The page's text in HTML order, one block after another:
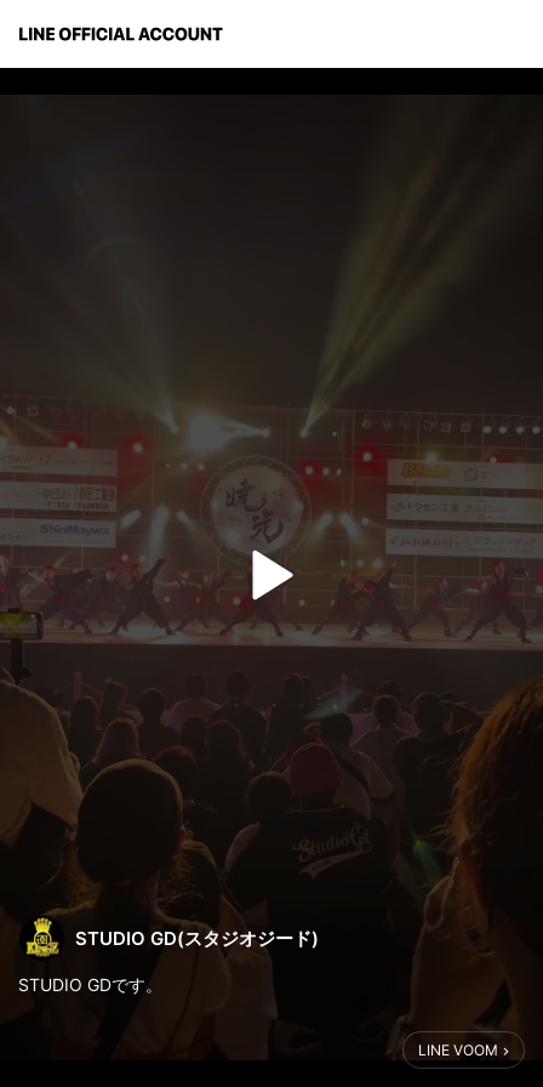
STUDIO GD(スタジオジード)
STUDIO GDです。
日程は8月18日(日)に開催されます。
LINE VOOM